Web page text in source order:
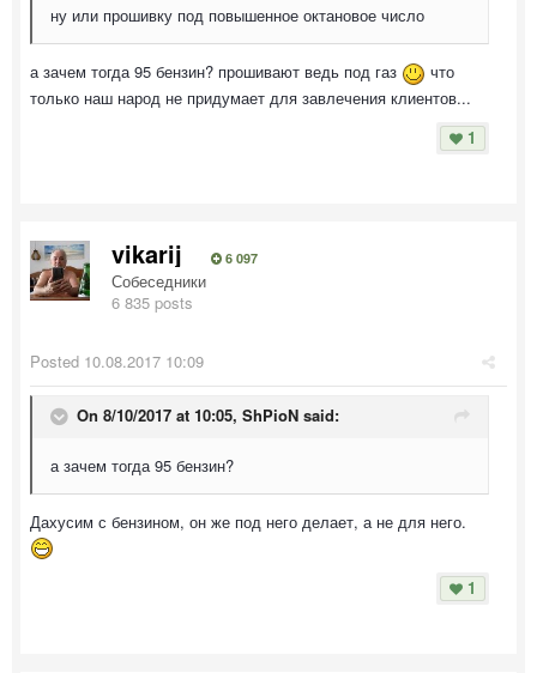
ну или прошивку под повышенное октановое число
а зачем тогда 95 бензин? прошивают ведь под газ
что
только наш народ не придумает для завлечения клиентов...
1
vikarij 6 097
Собеседники
6 835 posts
Posted 10.08.2017 10:09
On 8/10/2017 at 10:05, ShPioN said:
а зачем тогда 95 бензин?
Дахусим с бензином, он же под него делает, а не для него.
1